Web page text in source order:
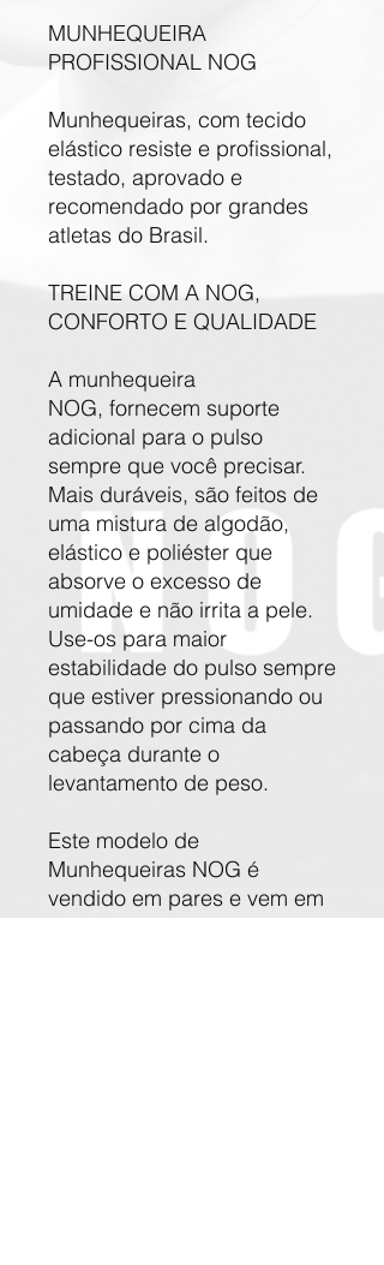
MUNHEQUEIRA
PROFISSIONAL NOG
Munhequeiras, com tecido
elástico resiste e profissional,
testado, aprovado e
recomendado por grandes
atletas do Brasil.
TREINE COM A NOG,
CONFORTO E QUALIDADE
A munhequeira
NOG, fornecem suporte
adicional para o pulso
sempre que você precisar.
Mais duráveis, são feitos de
uma mistura de algodão,
elástico e poliéster que
absorve o excesso de
umidade e não irrita a pele.
Use-os para maior
estabilidade do pulso sempre
que estiver pressionando ou
passando por cima da
cabeça durante o
levantamento de peso.
Este modelo de
Munhequeiras NOG é
vendido em pares e vem em